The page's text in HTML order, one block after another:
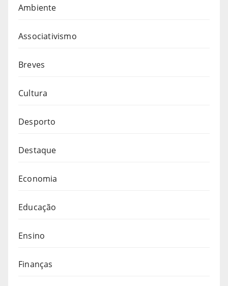
Ambiente
Associativismo
Breves
Cultura
Desporto
Destaque
Economia
Educação
Ensino
Finanças